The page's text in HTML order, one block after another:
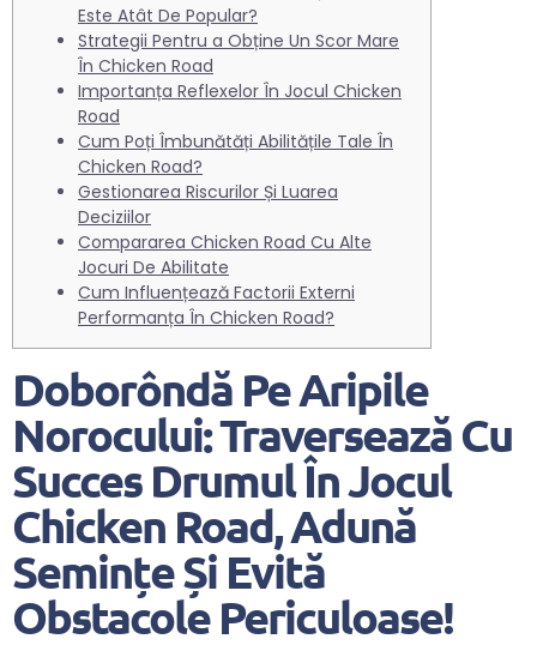
Este Atât De Popular?
Strategii Pentru a Obține Un Scor Mare
În Chicken Road
Importanța Reflexelor În Jocul Chicken
Road
Cum Poți Îmbunătăți Abilitățile Tale În
Chicken Road?
Gestionarea Riscurilor Și Luarea
Deciziilor
Compararea Chicken Road Cu Alte
Jocuri De Abilitate
Cum Influențează Factorii Externi
Performanța În Chicken Road?
Doborôndă Pe Aripile
Norocului: Traversează Cu
Succes Drumul În Jocul
Chicken Road, Adună
Semințe Și Evită
Obstacole Periculoase!